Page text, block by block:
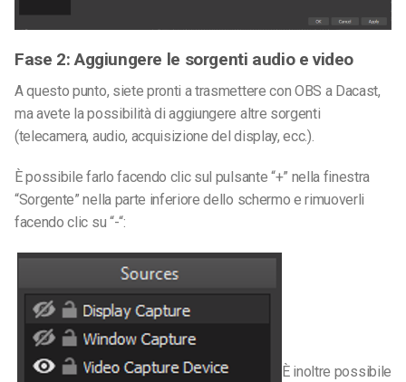
Fase 2: Aggiungere le sorgenti audio e video
A questo punto, siete pronti a trasmettere con OBS a Dacast,
ma avete la possibilità di aggiungere altre sorgenti
(telecamera, audio, acquisizione del display, ecc.).
È possibile farlo facendo clic sul pulsante “+” nella finestra
“Sorgente” nella parte inferiore dello schermo e rimuoverli
facendo clic su “-“:
È inoltre possibile